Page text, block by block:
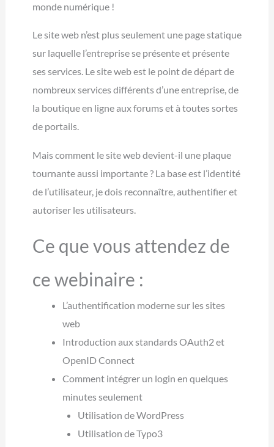
monde numérique !
Le site web n’est plus seulement une page statique
sur laquelle l’entreprise se présente et présente
ses services. Le site web est le point de départ de
nombreux services différents d’une entreprise, de
la boutique en ligne aux forums et à toutes sortes
de portails.
Mais comment le site web devient-il une plaque
tournante aussi importante ? La base est l’identité
de l’utilisateur, je dois reconnaître, authentifier et
autoriser les utilisateurs.
Ce que vous attendez de
ce webinaire :
L’authentification moderne sur les sites
web
Introduction aux standards OAuth2 et
OpenID Connect
Comment intégrer un login en quelques
minutes seulement
Utilisation de WordPress
Utilisation de Typo3